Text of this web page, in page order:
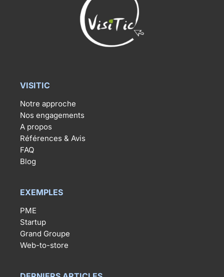
VISITIC
Notre approche
Nos engagements
A propos
Références & Avis
FAQ
Blog
EXEMPLES
PME
Startup
Grand Groupe
Web-to-store